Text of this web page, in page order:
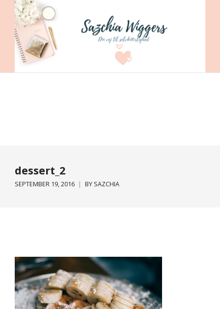
dessert_2
SEPTEMBER 19, 2016 BY SAZCHIA